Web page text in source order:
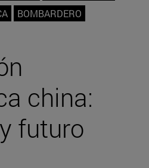
BOMBARDERO
china:
futuro